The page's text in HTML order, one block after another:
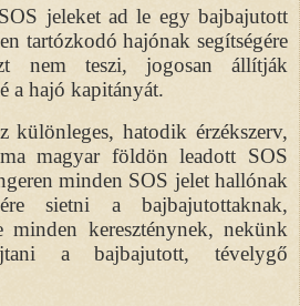
jeleket ad le egy bajbajutott
tartózkodó hajónak segítségére
nem teszi, jogosan állítják
a hajó kapitányát.
különleges, hatodik érzékszerv,
magyar földön leadott SOS
minden SOS jelet hallónak
sietni a bajbajutottaknak,
minden kereszténynek, nekünk
a bajbajutott, tévelygő